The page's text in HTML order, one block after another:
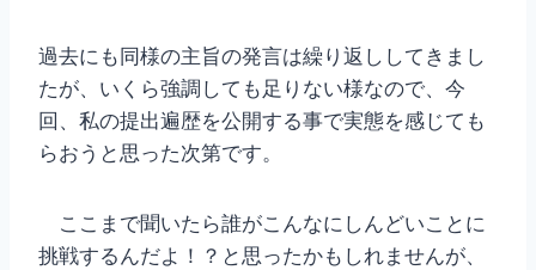
過去にも同様の主旨の発言は繰り返ししてきまし
たが、いくら強調しても足りない様なので、今
回、私の提出遍歴を公開する事で実態を感じても
らおうと思った次第です。
ここまで聞いたら誰がこんなにしんどいことに
挑戦するんだよ！？と思ったかもしれませんが、